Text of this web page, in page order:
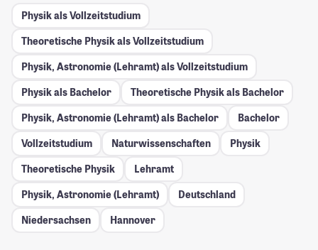
Physik als Vollzeitstudium
Theoretische Physik als Vollzeitstudium
Physik, Astronomie (Lehramt) als Vollzeitstudium
Physik als Bachelor
Theoretische Physik als Bachelor
Physik, Astronomie (Lehramt) als Bachelor
Bachelor
Vollzeitstudium
Naturwissenschaften
Physik
Theoretische Physik
Lehramt
Physik, Astronomie (Lehramt)
Deutschland
Niedersachsen
Hannover